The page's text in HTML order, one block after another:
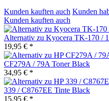
Kunden kauften auch Kunden
Kunden kauften auch
Alternativ zu Kyocera TK-170 /
19,95 € *
CF279A / 79A Toner Black
34,95 € *
339 / C8767EE Tinte Black
15,95 € *